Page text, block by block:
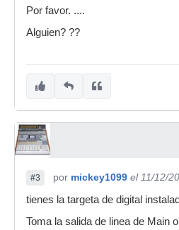
Por favor. ....
Alguien? ??
#3 por mickey1099 el 11/12/
tienes la targeta de digital
Toma la salida de linea de Main